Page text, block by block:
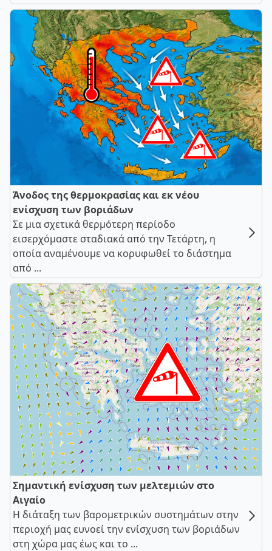
Άνοδος της θερμοκρασίας και εκ νέου
ενίσχυση των βοριάδων
Σε μια σχετικά θερμότερη περίοδο
εισερχόμαστε σταδιακά από την Τετάρτη, η
οποία αναμένουμε να κορυφωθεί το διάστημα
από ...
Σημαντική ενίσχυση των μελτεμιών στο
Αιγαίο
Η διάταξη των βαρομετρικών συστημάτων στην
περιοχή μας ευνοεί την ενίσχυση των βοριάδων
στη χώρα μας έως και το ...